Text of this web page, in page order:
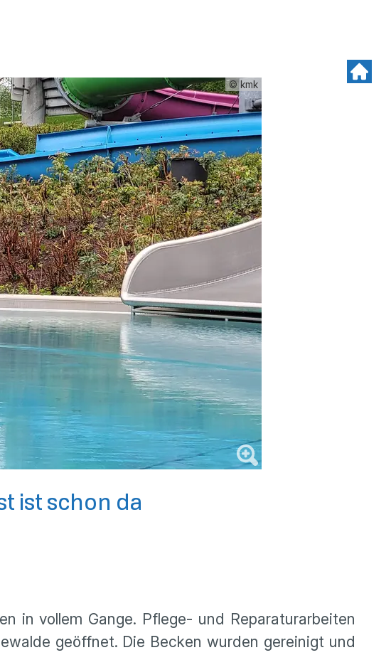
© kmk
ist schon da
in vollem Gange. Pflege- und Reparaturarbeiten
geöffnet. Die Becken wurden gereinigt und